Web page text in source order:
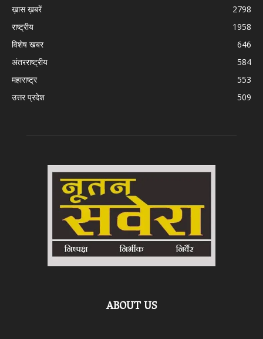
ख़ास ख़बरें
2798
राष्ट्रीय
1958
विशेष खबर
646
अंतरराष्ट्रीय
584
महाराष्ट्र
553
उत्तर प्रदेश
509
ABOUT US